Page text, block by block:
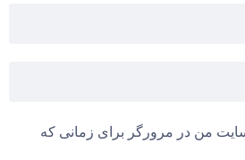
من در مرورگر برای زمانی که